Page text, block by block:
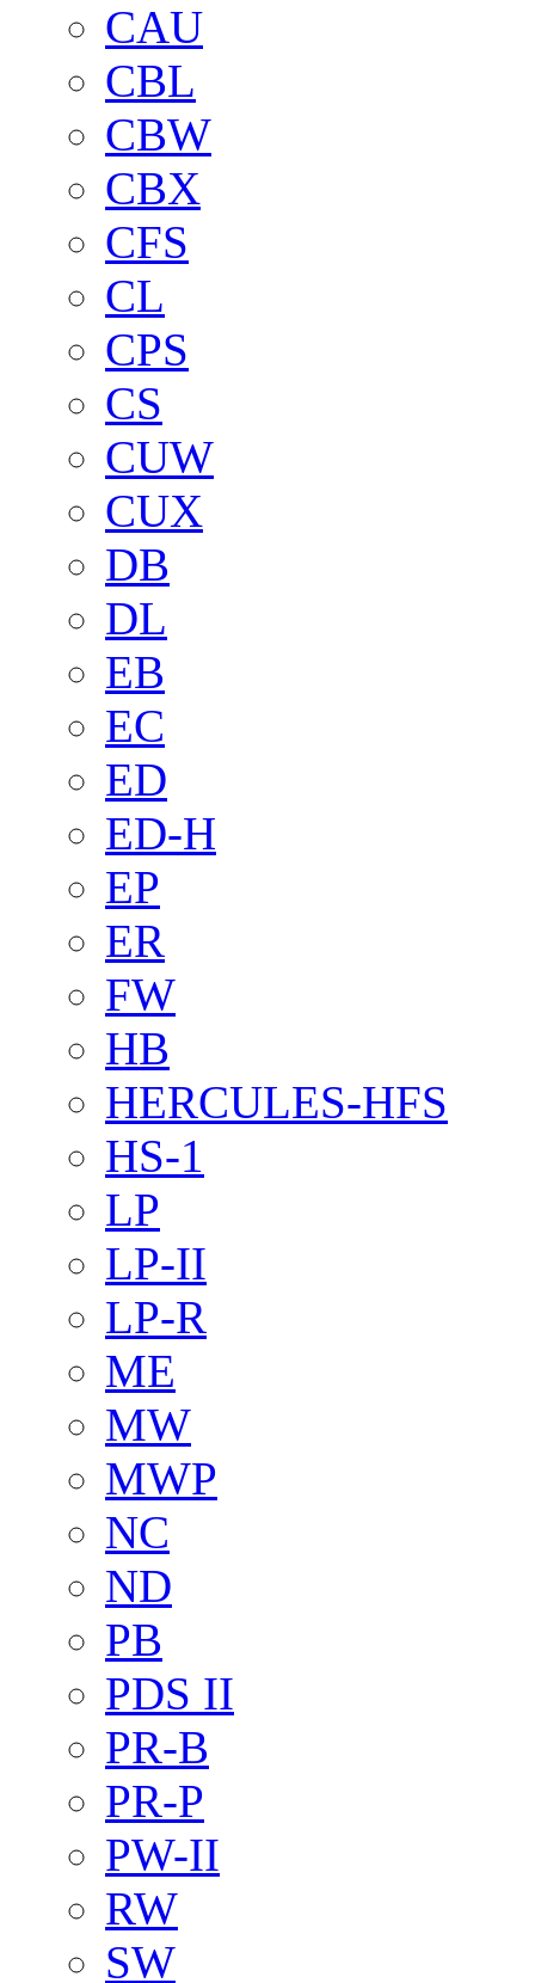
CAU
CBL
CBW
CBX
CFS
CL
CPS
CS
CUW
CUX
DB
DL
EB
EC
ED
ED-H
EP
ER
FW
HB
HERCULES-HFS
HS-1
LP
LP-II
LP-R
ME
MW
MWP
NC
ND
PB
PDS II
PR-B
PR-P
PW-II
RW
SW